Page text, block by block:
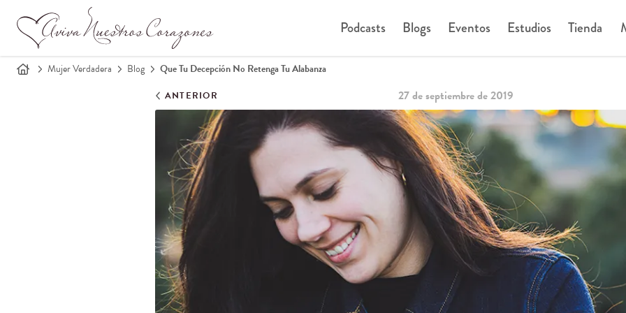
Podcasts Blogs Eventos Estudios Tienda
Mujer Verdadera Blog Que Tu Decepción No Retenga Tu Alabanza
ANTERIOR 27 de septiembre de 2019